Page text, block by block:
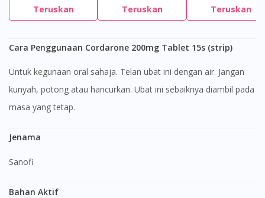
Teruskan Teruskan Teruskan
Cara Penggunaan Cordarone 200mg Tablet 15s (strip)
Untuk kegunaan oral sahaja. Telan ubat ini dengan air. Jangan
kunyah, potong atau hancurkan. Ubat ini sebaiknya diambil pada
masa yang tetap.
Jenama
Sanofi
Bahan Aktif